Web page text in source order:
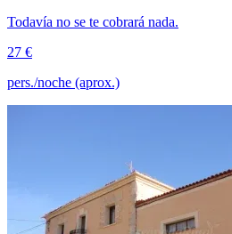
Todavía no se te cobrará nada.
27 €
pers./noche (aprox.)